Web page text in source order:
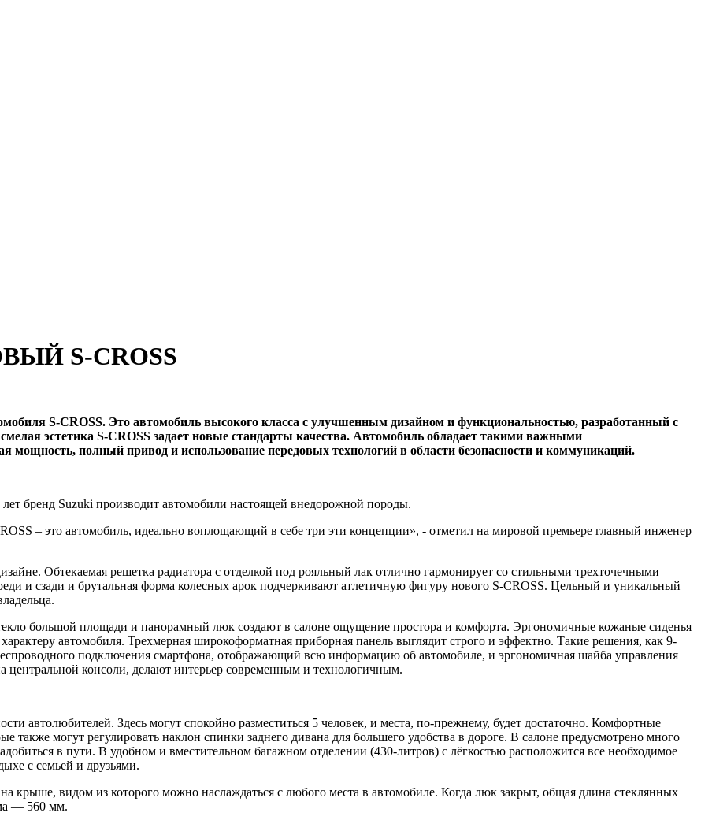
S-CROSS
S-CROSS. Это автомобиль высокого класса с улучшенным дизайном и функциональностью, разработанный с
эстетика S-CROSS задает новые стандарты качества. Автомобиль обладает такими важными
мощность, полный привод и использование передовых технологий в области безопасности и коммуникаций.
бренд Suzuki производит автомобили настоящей внедорожной породы.
– это автомобиль, идеально воплощающий в себе три эти концепции», - отметил на мировой премьере главный инженер
Обтекаемая решетка радиатора с отделкой под рояльный лак отлично гармонирует со стильными трехточечными
и сзади и брутальная форма колесных арок подчеркивают атлетичную фигуру нового S-CROSS. Цельный и уникальный
большой площади и панорамный люк создают в салоне ощущение простора и комфорта. Эргономичные кожаные сиденья
автомобиля. Трехмерная широкоформатная приборная панель выглядит строго и эффектно. Такие решения, как 9-
подключения смартфона, отображающий всю информацию об автомобиле, и эргономичная шайба управления
консоли, делают интерьер современным и технологичным.
автолюбителей. Здесь могут спокойно разместиться 5 человек, и места, по-прежнему, будет достаточно. Комфортные
также могут регулировать наклон спинки заднего дивана для большего удобства в дороге. В салоне предусмотрено много
в пути. В удобном и вместительном багажном отделении (430-литров) с лёгкостью расположится все необходимое
с семьей и друзьями.
видом из которого можно наслаждаться с любого места в автомобиле. Когда люк закрыт, общая длина стеклянных
— 560 мм.